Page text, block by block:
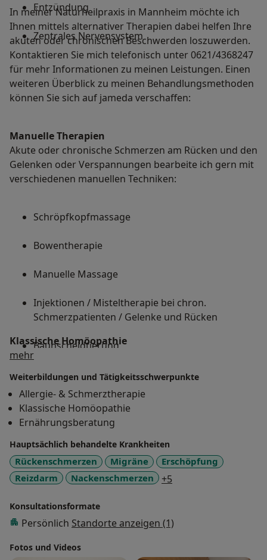
Entzündung
Zentrales Nervensystem
In meiner Naturheilpraxis in Mannheim möchte ich
Ihnen mittels alternativer Therapien dabei helfen Ihre
akuten oder chronischen Beschwerden loszuwerden.
Kontaktieren Sie mich telefonisch unter 0621/4368247
für mehr Informationen zu meinen Leistungen. Einen
weiteren Überblick zu meinen Behandlungsmethoden
können Sie sich auf jameda verschaffen:
Manuelle Therapien
Akute oder chronische Schmerzen am Rücken und den
Gelenken oder Verspannungen bearbeite ich gern mit
verschiedenen manuellen Techniken:
Schröpfkopfmassage
Bowentherapie
Manuelle Massage
Injektionen / Misteltherapie bei chron.
Schmerzpatienten / Gelenke und Rücken
Baunscheidtierung
Quaddelung
Eigenblut-Injektionen bei ständigen Erkältungen
Abwehr-Schwäche des Immun-Systems
Fußreflexzonen-Massage
Klassische Homöopathie
mehrÜber mich
Weiterbildungen und Tätigkeitsschwerpunkte
Allergie- & Schmerztherapie
Klassische Homöopathie
Ernährungsberatung
Hauptsächlich behandelte Krankheiten
Rückenschmerzen Migräne
Erschöpfung
Reizdarm
Nackenschmerzen +5
Konsultationsformate
Persönlich Standorte anzeigen (1)
Fotos und Videos